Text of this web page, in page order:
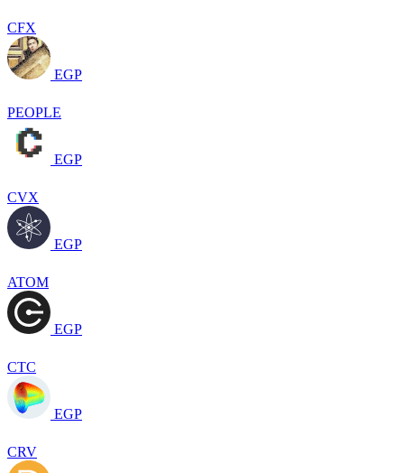
CFX
EGP
PEOPLE
EGP
CVX
EGP
ATOM
EGP
CTC
EGP
CRV